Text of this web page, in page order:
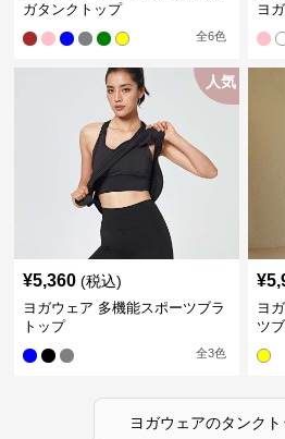
ガタンクトップ
全6色
ヨ
人気
¥5,360 (税込)
ヨガウェア 多機能スポーツブラ
トップ
全3色
¥
ヨ
ツ
ヨガウェアのタンクト